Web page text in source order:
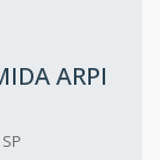
ARPI